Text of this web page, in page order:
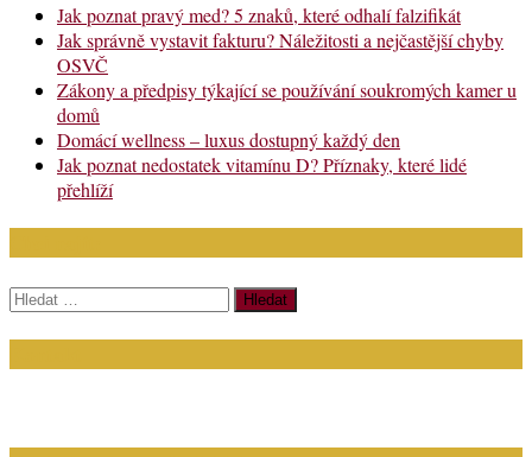
Jak poznat pravý med? 5 znaků, které odhalí falzifikát
Jak správně vystavit fakturu? Náležitosti a nejčastější chyby
OSVČ
Zákony a předpisy týkající se používání soukromých kamer u
domů
Domácí wellness – luxus dostupný každý den
Jak poznat nedostatek vitamínu D? Příznaky, které lidé
přehlíží
Vyhledávání